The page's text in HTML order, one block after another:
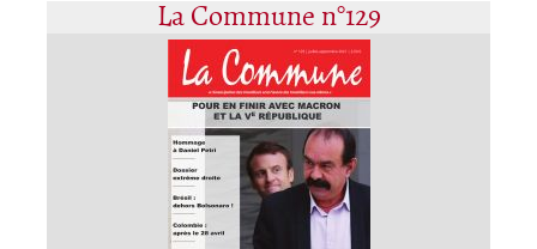
La Commune n°129